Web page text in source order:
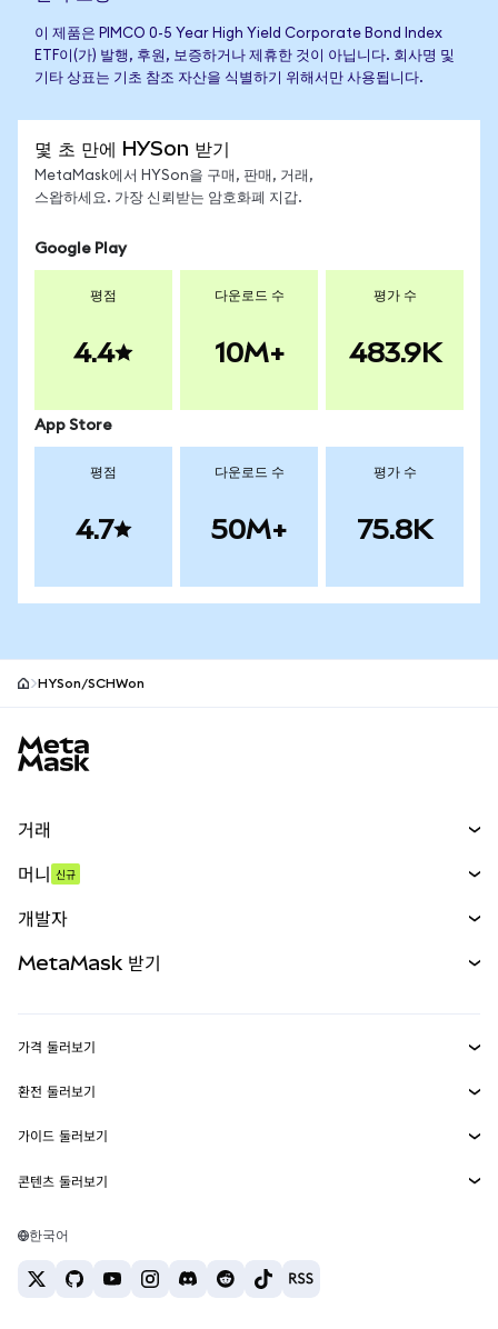
이 제품은 PIMCO 0-5 Year High Yield Corporate Bond Index
ETF이(가) 발행, 후원, 보증하거나 제휴한 것이 아닙니다. 회사명 및
기타 상표는 기초 참조 자산을 식별하기 위해서만 사용됩니다.
몇 초 만에 HYSon 받기
MetaMask에서 HYSon을 구매, 판매, 거래,
스왑하세요. 가장 신뢰받는 암호화폐 지갑.
Google Play
평점
4.4
다운로드 수
10M+
평가 수
483.9K
App Store
평점
4.7
다운로드 수
50M+
평가 수
75.8K
HYSon/SCHWon
거래
무기한 선물
실물자산
머니 신규
개발자
MetaMask Connect
Snaps
웹3 서비스
MetaMask 받기
보안
고객 지원
채용
가격 둘러보기
이더리움 가격
솔라나 가격
테더 가격
환전 둘러보기
ETH를 USD로 환전
USDT를 INR로 환전
BTC를 INR로 환전
ETH를 USDT로 환전
가이드 둘러보기
ETH 매수
USDT 매수
콘텐츠 둘러보기
솔라나 지갑
한국어